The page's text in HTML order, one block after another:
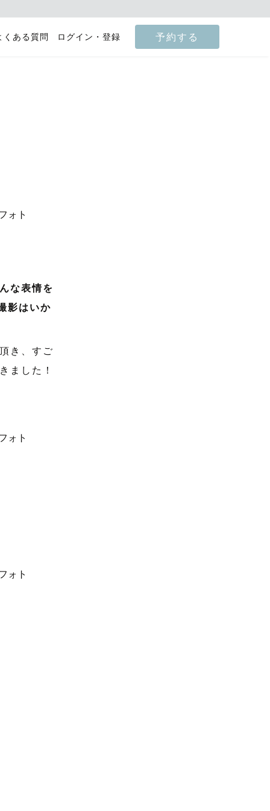
くある質問 ログイン・登録 予約する
な表情を
影はいか
き、すご
ました！